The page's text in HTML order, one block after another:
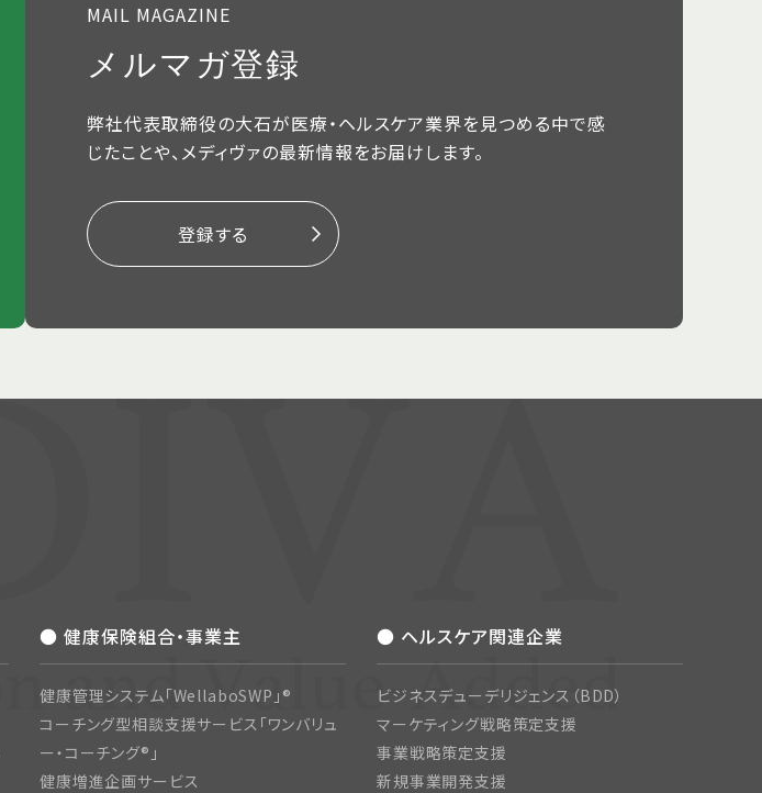
MAIL MAGAZINE
メルマガ登録
弊社代表取締役の大石が医療・ヘルスケア業界を見つめる中で感
じたことや、メディヴァの最新情報をお届けします。
登録する
● 健康保険組合・事業主
健康管理システム「WellaboSWP」®
コーチング型相談支援サービス「ワンバリュ
ー・コーチング®」
健康増進企画サービス
● ヘルスケア関連企業
ビジネスデューデリジェンス（BDD）
マーケティング戦略策定支援
事業戦略策定支援
新規事業開発支援